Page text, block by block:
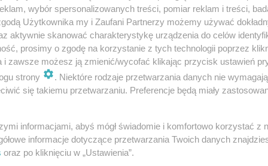
nie może być możliwe wejście do pomieszczeń lub
znajdującej się w drzwiach lub w ich
o klasie odporności co najmniej P3);
na jeden zamek wielozastawkowy lub kłódkę
atestu);
być zabezpieczone tak samo jak wejściowe
w domu i garażu).
wybór spersonalizowanych treści, pomiar reklam i treści,
Użytkownika my i Zaufani Partnerzy możemy używać
aktywnie skanować charakterystykę urządzenia do celów
prosimy o zgodę na korzystanie z tych technologii poprzez
i zawsze możesz ją zmienić/wycofać klikając przycisk ustawień
strony
. Niektóre rodzaje przetwarzania danych nie
się takiemu przetwarzaniu. Preferencje będą miały
informacjami, abyś mógł świadomie i komfortowo korzystać z
informacje dotyczące przetwarzania Twoich danych
oraz po kliknięciu w „Ustawienia”.